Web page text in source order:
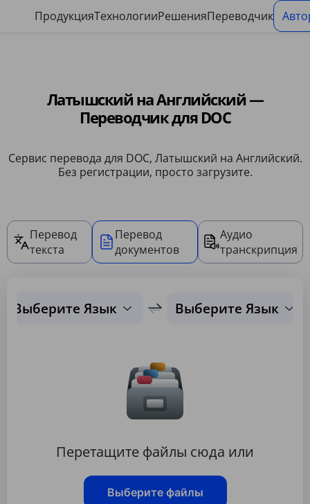
ПродукцияТехнологииРешенияПереводчик
Латышский на Английский —
Переводчик для DOC
Сервис перевода для DOC, Латышский на Английский.
Без регистрации, просто загрузите.
Перевод
текста
Перевод
документов
Аудио
транскрипция
Выберите Язык Выберите Язык
Перетащите файлы сюда или
Выберите файлы